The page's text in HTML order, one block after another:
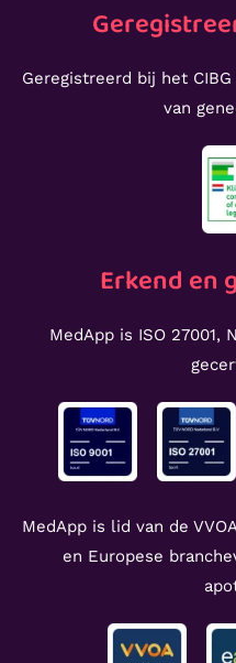
Geregistreerd bij het
van
Erkend en
MedApp is ISO 27001,
MedApp is lid van de
en Europese